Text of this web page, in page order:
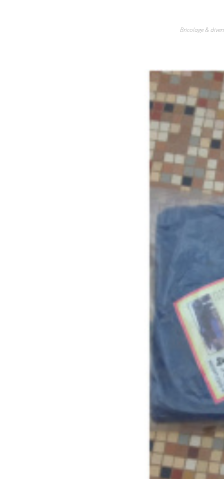
Bricolage &